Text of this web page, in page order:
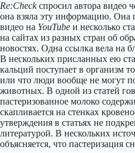
Re:Checkспросил автора видео
она взяла эту информацию. Она
видео на YouTube и несколько
на сайтах из разных стран об
новостях. Одна ссылка вела на
В нескольких присланных ею
кальций поступает в организм
или что люди вообще не могут
животных. В одной из статей
пастеризованное молоко
скапливается на стенках
утверждения в статьях не
литературой. В нескольких
объясняется, что пастеризация